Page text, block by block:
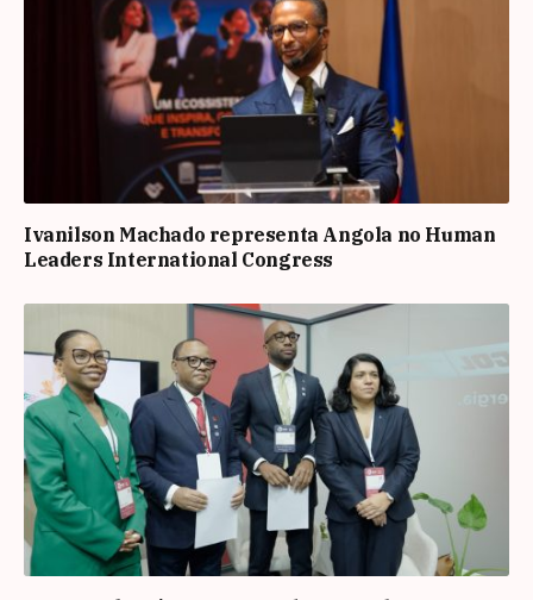
Ivanilson Machado representa Angola no Human
Leaders International Congress